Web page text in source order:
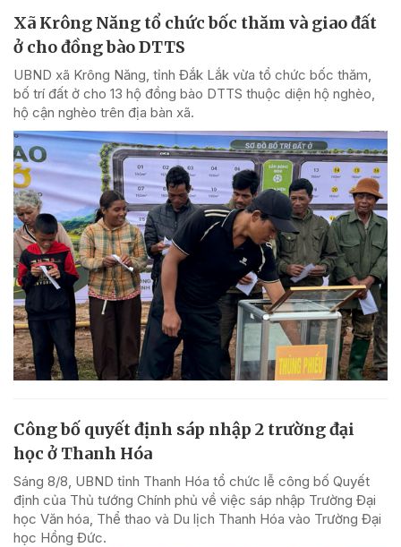
Xã Krông Năng tổ chức bốc thăm và giao đất
ở cho đồng bào DTTS
UBND xã Krông Năng, tỉnh Đắk Lắk vừa tổ chức bốc thăm,
bố trí đất ở cho 13 hộ đồng bào DTTS thuộc diện hộ nghèo,
hộ cận nghèo trên địa bàn xã.
Công bố quyết định sáp nhập 2 trường đại
học ở Thanh Hóa
Sáng 8/8, UBND tỉnh Thanh Hóa tổ chức lễ công bố Quyết
định của Thủ tướng Chính phủ về việc sáp nhập Trường Đại
học Văn hóa, Thể thao và Du lịch Thanh Hóa vào Trường Đại
học Hồng Đức.